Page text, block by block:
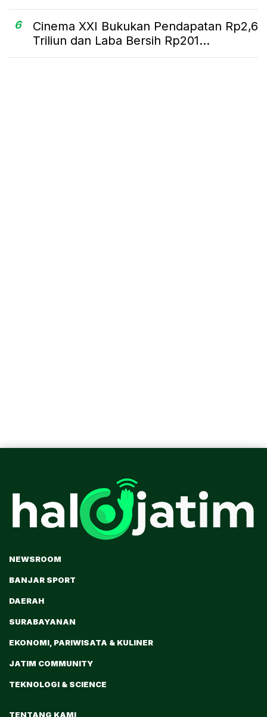
6
Cinema XXI Bukukan Pendapatan Rp2,6
Triliun dan Laba Bersih Rp201...
NEWSROOM
BANJAR SPORT
DAERAH
SURABAYANAN
EKONOMI, PARIWISATA & KULINER
JATIM COMMUNITY
TEKNOLOGI & SCIENCE
TENTANG KAMI